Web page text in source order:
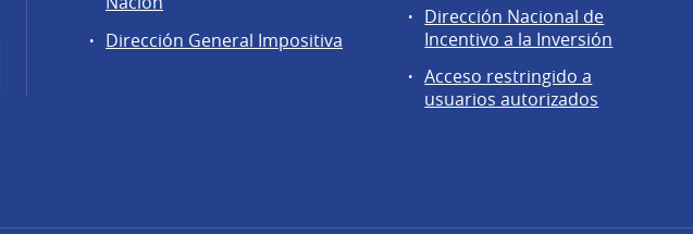
Dirección General Impositiva
Dirección Nacional de
Incentivo a la Inversión
Acceso restringido a
usuarios autorizados